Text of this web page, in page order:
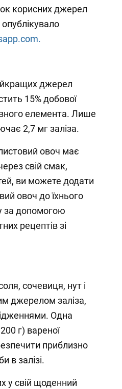
корисних джерел
джерел
15% добової
елемента. Лише
2,7 мг заліза.
овоч має
свій смак,
ви можете додати
овоч до їхнього
за допомогою
рецептів зі
сочевиця, нут і
джерелом заліза,
Одна
г) вареної
приблизно
в залізі.
у свій щоденний